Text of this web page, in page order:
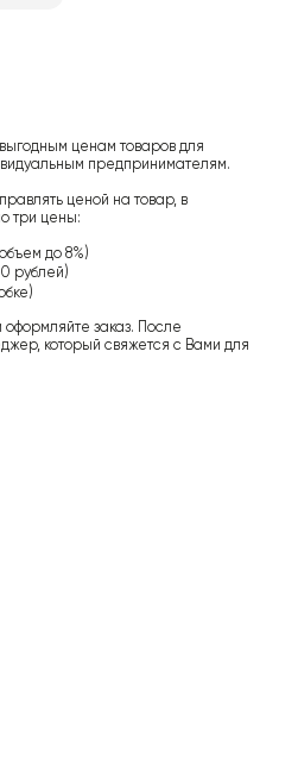
ценам товаров для
предпринимателям.
ценой на товар, в
три цены:
до 8%)
рублей)
заказ. После
который свяжется с Вами для